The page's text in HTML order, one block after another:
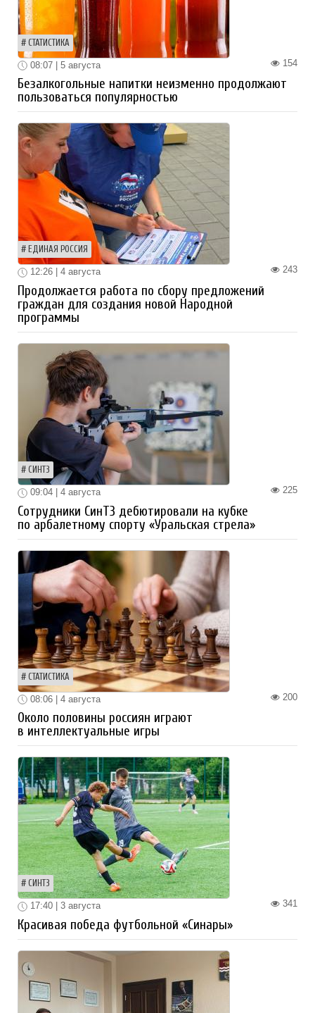
СТАТИСТИКА
154
08:07 | 5 августа
Безалкогольные напитки неизменно продолжают
пользоваться популярностью
ЕДИНАЯ РОССИЯ
243
12:26 | 4 августа
Продолжается работа по сбору предложений
граждан для создания новой Народной
программы
СИНТЗ
225
09:04 | 4 августа
Сотрудники СинТЗ дебютировали на кубке
по арбалетному спорту «Уральская стрела»
СТАТИСТИКА
200
08:06 | 4 августа
Около половины россиян играют
в интеллектуальные игры
СИНТЗ
341
17:40 | 3 августа
Красивая победа футбольной «Синары»